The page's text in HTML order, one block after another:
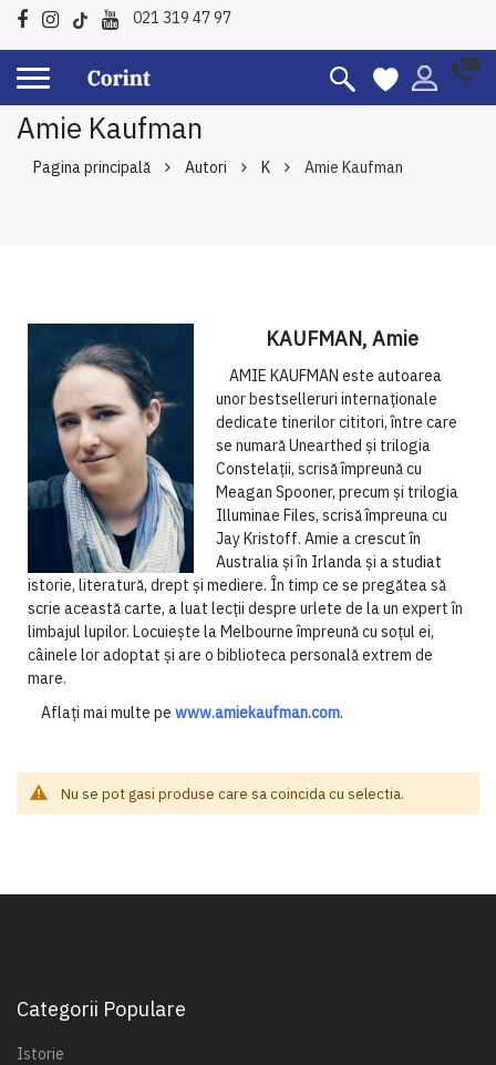
021 319 47 97
Amie Kaufman
Pagina principală Autori K Amie Kaufman
KAUFMAN, Amie
AMIE KAUFMAN este autoarea
unor bestselleruri internaționale
dedicate tinerilor cititori, între care
se numară Unearthed și trilogia
Constelații, scrisă împreună cu
Meagan Spooner, precum și trilogia
Illuminae Files, scrisă împreuna cu
Jay Kristoff. Amie a crescut în
Australia și în Irlanda și a studiat
istorie, literatură, drept și mediere. În timp ce se pregătea să
scrie această carte, a luat lecții despre urlete de la un expert în
limbajul lupilor. Locuiește la Melbourne împreună cu soțul ei,
câinele lor adoptat și are o biblioteca personală extrem de
mare.
Aflați mai multe pe www.amiekaufman.com.
Nu se pot gasi produse care sa coincida cu selectia.
Categorii Populare
Istorie